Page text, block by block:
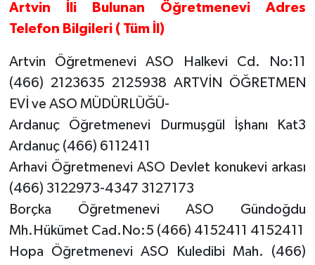
Artvin İli Bulunan Öğretmenevi Adres
Telefon Bilgileri ( Tüm İl)
Artvin Öğretmenevi ASO Halkevi Cd. No:11
(466) 2123635 2125938 ARTVİN ÖĞRETMEN
EVİ ve ASO MÜDÜRLÜĞÜ-
Ardanuç Öğretmenevi Durmuşgül İşhanı Kat3
Ardanuç (466) 6112411
Arhavi Öğretmenevi ASO Devlet konukevi arkası
(466) 3122973-4347 3127173
Borçka Öğretmenevi ASO Gündoğdu
Mh.Hükümet Cad.No:5 (466) 4152411 4152411
Hopa Öğretmenevi ASO Kuledibi Mah. (466)